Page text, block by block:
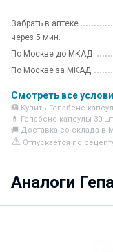
Забрать в аптеке
через 5 мин.
По Москве до МКАД
По Москве за МКАД
Смотреть все
🏥 Купить Гепабене
💊 Гепабене капсулы 30
🚚 Доставка со склада в
⚠ Отпускается по
Аналоги